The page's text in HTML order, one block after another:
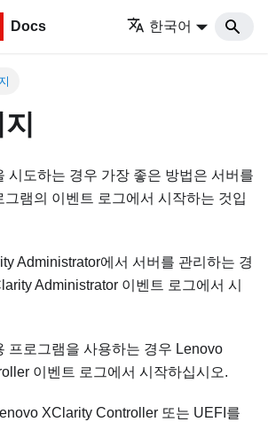
Docs 한국어
시도하는 경우 가장 좋은 방법은 서버를
그램의 이벤트 로그에서 시작하는 것입
Administrator에서 서버를 관리하는 경
Administrator 이벤트 로그에서 시
프로그램을 사용하는 경우 Lenovo
이벤트 로그에서 시작하십시오.
XClarity Controller 또는 UEFI를